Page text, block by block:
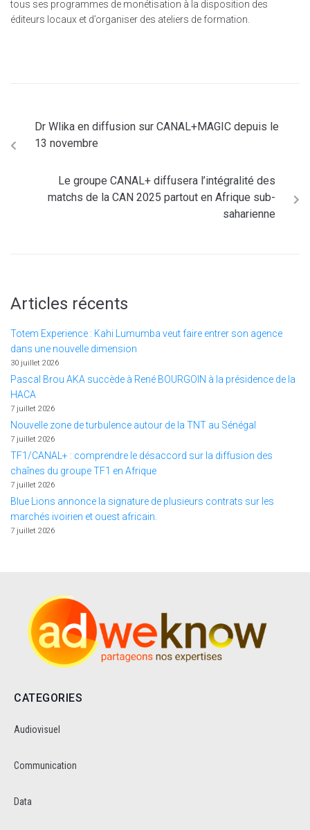
tous ses programmes de monétisation à la disposition des
éditeurs locaux et d’organiser des ateliers de formation.
Dr Wlika en diffusion sur CANAL+MAGIC depuis le
13 novembre
Le groupe CANAL+ diffusera l’intégralité des
matchs de la CAN 2025 partout en Afrique sub-
saharienne
Articles récents
Totem Experience : Kahi Lumumba veut faire entrer son agence
dans une nouvelle dimension
30 juillet 2026
Pascal Brou AKA succède à René BOURGOIN à la présidence de la
HACA
7 juillet 2026
Nouvelle zone de turbulence autour de la TNT au Sénégal
7 juillet 2026
TF1/CANAL+ : comprendre le désaccord sur la diffusion des
chaînes du groupe TF1 en Afrique
7 juillet 2026
Blue Lions annonce la signature de plusieurs contrats sur les
marchés ivoirien et ouest africain.
7 juillet 2026
CATEGORIES
Audiovisuel
Communication
Data